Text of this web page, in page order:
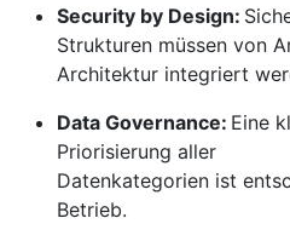
Security by Design:
Strukturen müssen von
Architektur integriert
Data Governance: Eine
Priorisierung aller
Datenkategorien ist
Betrieb.